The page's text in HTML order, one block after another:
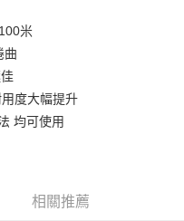
彰化商業銀行
北富邦商業銀行
豐國際商業銀行
中商業銀行
泰商業銀行
東國際商業銀行
米
曲
度大幅提升
均可使用
相關推薦